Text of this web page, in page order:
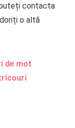
contacta
o altă
de mot